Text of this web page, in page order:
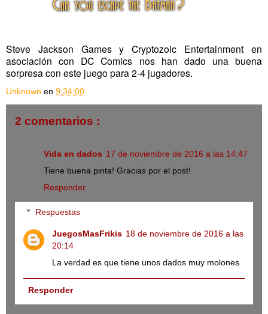
Steve Jackson Games y Cryptozoic Entertainment en
asociación con DC Comics nos han dado una buena
sorpresa con este juego para 2-4 jugadores.
Unknown en 9:34:00
2 comentarios :
Vida en dados 17 de noviembre de 2016 a las 14:47
Tiene buena pinta! Gracias por el post!
Responder
Respuestas
JuegosMasFrikis 18 de noviembre de 2016 a las
20:14
La verdad es que tiene unos dados muy molones
Responder